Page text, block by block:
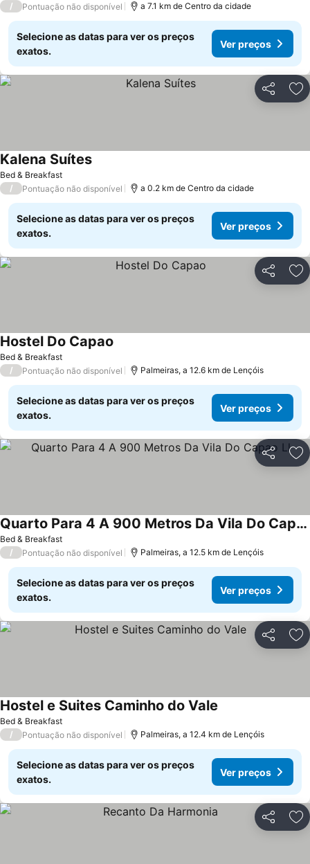
/ Pontuação não disponível a 7.1 km de Centro da cidade
Selecione as datas para ver os preços
exatos.
Ver preços
Partilhar
Bed & Breakfast
Kalena Suítes
/ Pontuação não disponível a 0.2 km de Centro da cidade
Selecione as datas para ver os preços
exatos.
Ver preços
Partilhar
Bed & Breakfast
Hostel Do Capao
/ Pontuação não disponível Palmeiras, a 12.6 km de Lençóis
Selecione as datas para ver os preços
exatos.
Ver preços
Partilhar
Bed & Breakfast
Quarto Para 4 A 900 Metros Da Vila Do Capao Ll
/ Pontuação não disponível Palmeiras, a 12.5 km de Lençóis
Selecione as datas para ver os preços
exatos.
Ver preços
Partilhar
Bed & Breakfast
Hostel e Suites Caminho do Vale
/ Pontuação não disponível Palmeiras, a 12.4 km de Lençóis
Selecione as datas para ver os preços
exatos.
Ver preços
Partilhar